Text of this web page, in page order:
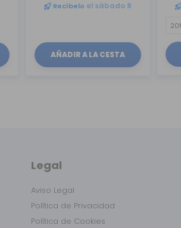
Recíbelo el sábado 8
AÑADIR A LA CESTA
Legal
Aviso Legal
Política de Privacidad
Política de Cookies